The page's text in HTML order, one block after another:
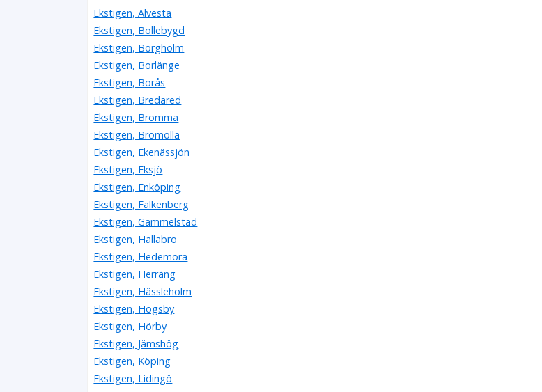
Ekstigen, Alvesta
Ekstigen, Bollebygd
Ekstigen, Borgholm
Ekstigen, Borlänge
Ekstigen, Borås
Ekstigen, Bredared
Ekstigen, Bromma
Ekstigen, Bromölla
Ekstigen, Ekenässjön
Ekstigen, Eksjö
Ekstigen, Enköping
Ekstigen, Falkenberg
Ekstigen, Gammelstad
Ekstigen, Hallabro
Ekstigen, Hedemora
Ekstigen, Herräng
Ekstigen, Hässleholm
Ekstigen, Högsby
Ekstigen, Hörby
Ekstigen, Jämshög
Ekstigen, Köping
Ekstigen, Lidingö